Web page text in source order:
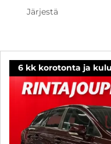
Järjestä
6 kk korotonta ja